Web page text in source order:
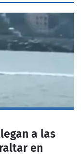
a las
en